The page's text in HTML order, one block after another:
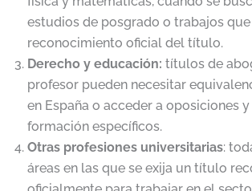
estudios de posgrado o trabajos
reconocimiento oficial del título.
Derecho y educación: títulos de
profesor pueden necesitar
en España o acceder a oposiciones
formación específicos.
Otras profesiones universitarias:
áreas en las que se exija un título